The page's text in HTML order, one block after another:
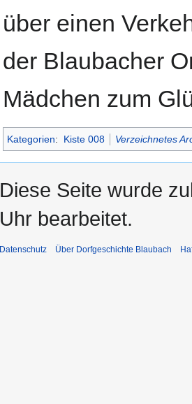
über einen
der Blaubacher
Mädchen zum
Kategorien: Kiste 008 Verzeichnetes
Diese Seite wurde
Uhr bearbeitet.
Datenschutz Über Dorfgeschichte Blaubach